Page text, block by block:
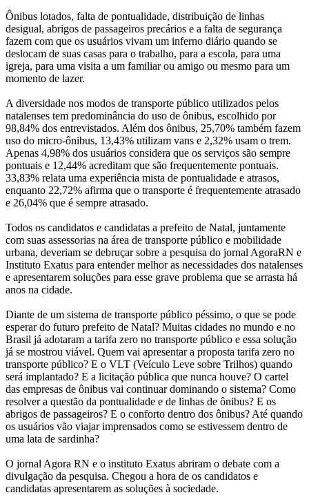
Ônibus lotados, falta de pontualidade, distribuição de linhas
desigual, abrigos de passageiros precários e a falta de segurança
fazem com que os usuários vivam um inferno diário quando se
deslocam de suas casas para o trabalho, para a escola, para uma
igreja, para uma visita a um familiar ou amigo ou mesmo para um
momento de lazer.
A diversidade nos modos de transporte público utilizados pelos
natalenses tem predominância do uso de ônibus, escolhido por
98,84% dos entrevistados. Além dos ônibus, 25,70% também fazem
uso do micro-ônibus, 13,43% utilizam vans e 2,32% usam o trem.
Apenas 4,98% dos usuários considera que os serviços são sempre
pontuais e 12,44% acreditam que são frequentemente pontuais.
33,83% relata uma experiência mista de pontualidade e atrasos,
enquanto 22,72% afirma que o transporte é frequentemente atrasado
e 26,04% que é sempre atrasado.
Todos os candidatos e candidatas a prefeito de Natal, juntamente
com suas assessorias na área de transporte público e mobilidade
urbana, deveriam se debruçar sobre a pesquisa do jornal AgoraRN e
Instituto Exatus para entender melhor as necessidades dos natalenses
e apresentarem soluções para esse grave problema que se arrasta há
anos na cidade.
Diante de um sistema de transporte público péssimo, o que se pode
esperar do futuro prefeito de Natal? Muitas cidades no mundo e no
Brasil já adotaram a tarifa zero no transporte público e essa solução
já se mostrou viável. Quem vai apresentar a proposta tarifa zero no
transporte público? E o VLT (Veículo Leve sobre Trilhos) quando
será implantado? E a licitação pública que nunca houve? O cartel
das empresas de ônibus vai continuar dominando o sistema? Como
resolver a questão da pontualidade e de linhas de ônibus? E os
abrigos de passageiros? E o conforto dentro dos ônibus? Até quando
os usuários vão viajar imprensados como se estivessem dentro de
uma lata de sardinha?
O jornal Agora RN e o instituto Exatus abriram o debate com a
divulgação da pesquisa. Chegou a hora de os candidatos e
candidatas apresentarem as soluções à sociedade.